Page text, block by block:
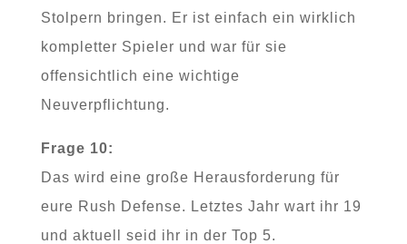
Stolpern bringen. Er ist einfach ein wirklich
kompletter Spieler und war für sie
offensichtlich eine wichtige
Neuverpflichtung.
Frage 10:
Das wird eine große Herausforderung für
eure Rush Defense. Letztes Jahr wart ihr 19
und aktuell seid ihr in der Top 5.